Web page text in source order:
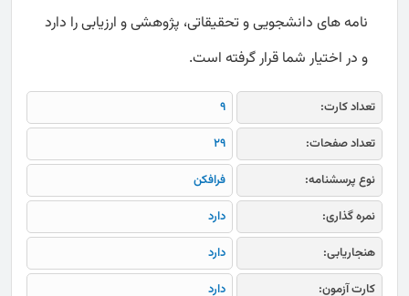
نامه های دانشجویی و تحقیقاتی، پژوهشی و ارزیابی را دارد
و در اختیار شما قرار گرفته است.
تعداد کارت:
9
تعداد صفحات:
29
نوع پرسشنامه:
فرافکن
نمره گذاری:
دارد
هنجاریابی:
دارد
کارت آزمون:
دارد